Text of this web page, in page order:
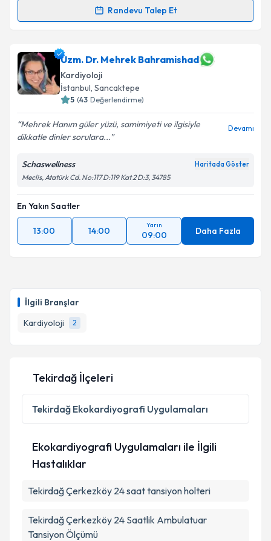
İlgili Branşlar
Kardiyoloji
2
Randevu Talep Et
için bir takvim hazırlandığında e-posta ile
bilgilendireceğiz.
E-posta Adresiniz
Metni
'ni okudum ve kişisel verilerimin belirtilen
kapsamda işlenmesini kabul ediyorum.
Takvim Talebini Gönder
Uzm. Dr. Mehrek Bahramishad
Kardiyoloji
İstanbul, Sancaktepe
5 (43 Değerlendirme)
Mehrek Hanım güler yüzü, samimiyeti ve ilgisiyle
dikkatle dinler sorulara...
Devamı
Schaswellness Haritada Göster
Meclis, Atatürk Cd. No:117 D:119 Kat 2 D:3, 34785
En Yakın Saatler
13:00 14:00
Yarın
09:00 Daha Fazla
Tekirdağ İlçeleri
Tekirdağ Ekokardiyografi Uygulamaları
Ekokardiyografi Uygulamaları ile İlgili
Hastalıklar
Tekirdağ Çerkezköy 24 saat tansiyon holteri
Tekirdağ Çerkezköy 24 Saatlik Ambulatuar
Tansiyon Ölçümü